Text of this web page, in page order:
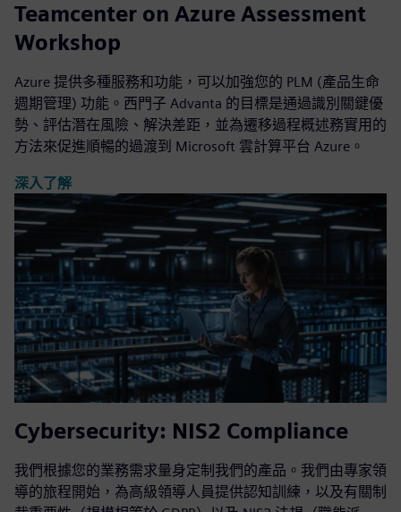
Teamcenter on Azure Assessment
Workshop
Azure 提供多種服務和功能，可以加強您的 PLM (產品生命
週期管理) 功能。西門子 Advanta 的目標是通過識別關鍵優
勢、評估潛在風險、解決差距，並為遷移過程概述務實用的
方法來促進順暢的過渡到 Microsoft 雲計算平台 Azure。
深入了解
Cybersecurity: NIS2 Compliance
我們根據您的業務需求量身定制我們的產品。我們由專家領
導的旅程開始，為高級領導人員提供認知訓練，以及有關制